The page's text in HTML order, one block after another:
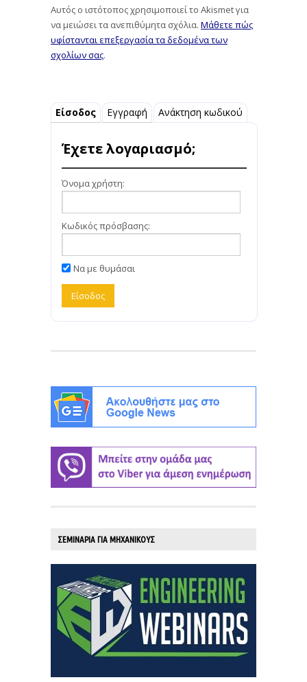
Αυτός ο ιστότοπος χρησιμοποιεί το Akismet για
να μειώσει τα ανεπιθύμητα σχόλια. Μάθετε πώς
υφίστανται επεξεργασία τα δεδομένα των
σχολίων σας.
Είσοδος Εγγραφή Ανάκτηση κωδικού
Έχετε λογαριασμό;
Όνομα χρήστη:
Κωδικός πρόσβασης:
Να με θυμάσαι
ΣΕΜΙΝΑΡΙΑ ΓΙΑ ΜΗΧΑΝΙΚΟΥΣ